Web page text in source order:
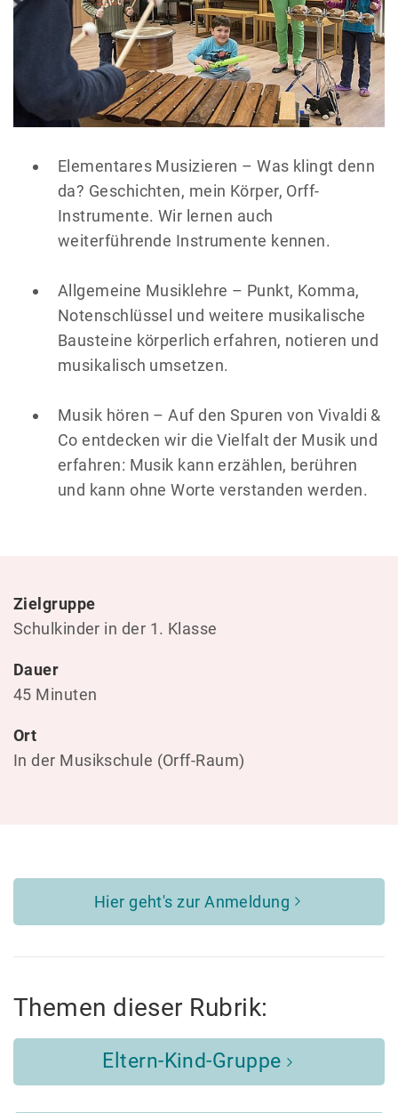
Elementares Musizieren – Was klingt denn
da? Geschichten, mein Körper, Orff-
Instrumente. Wir lernen auch
weiterführende Instrumente kennen.
Allgemeine Musiklehre – Punkt, Komma,
Notenschlüssel und weitere musikalische
Bausteine körperlich erfahren, notieren und
musikalisch umsetzen.
Musik hören – Auf den Spuren von Vivaldi &
Co entdecken wir die Vielfalt der Musik und
erfahren: Musik kann erzählen, berühren
und kann ohne Worte verstanden werden.
Zielgruppe
Schulkinder in der 1. Klasse
Dauer
45 Minuten
Ort
In der Musikschule (Orff-Raum)
Hier geht's zur Anmeldung
Themen dieser Rubrik:
Eltern-Kind-Gruppe